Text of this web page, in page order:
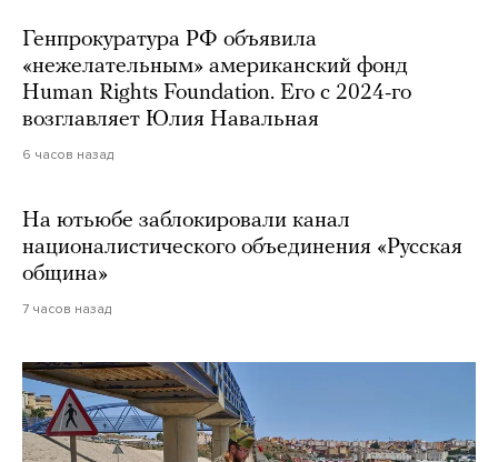
Генпрокуратура РФ объявила
«нежелательным» американский фонд
Human Rights Foundation. Его с 2024-го
возглавляет Юлия Навальная
6 часов назад
На ютьюбе заблокировали канал
националистического объединения «Русская
община»
7 часов назад